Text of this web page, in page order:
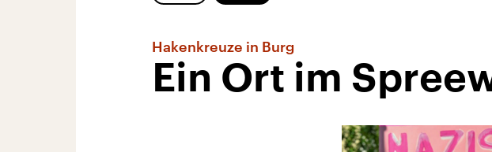
Hakenkreuze in Burg
Ein Ort im